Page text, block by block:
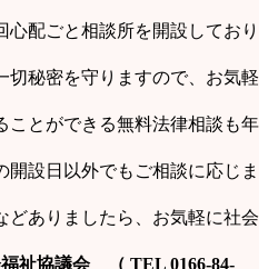
配ごと相談所を開設しており
切秘密を守りますので、お気軽
ことができる無料法律相談も年
設日以外でもご相談に応じま
ありましたら、お気軽に社会
福祉協議会 （ TEL 0166-84-